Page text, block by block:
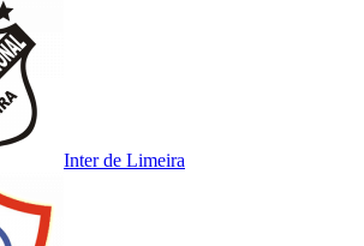
Inter de Limeira